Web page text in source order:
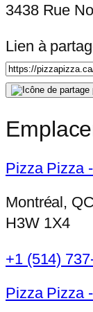
3438 Rue
Lien à
Pizza Pizza
Montréal, QC
H3W 1X4
+1 (514)
Pizza Pizza